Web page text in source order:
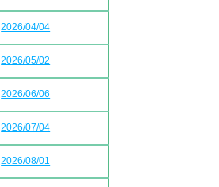
2026/04/04
2026/05/02
2026/06/06
2026/07/04
2026/08/01